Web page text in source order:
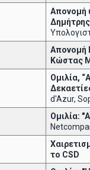
Απονομή
Απονομή
Κώστας
Ομιλία,
d'Azur,
Ομιλία:
το CSD